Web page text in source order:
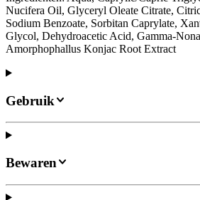
Nucifera Oil, Glyceryl Oleate Citrate,
Sodium Benzoate, Sorbitan Caprylate,
Glycol, Dehydroacetic Acid, Gamma-
Amorphophallus Konjac Root Extract
Gebruik
Bewaren